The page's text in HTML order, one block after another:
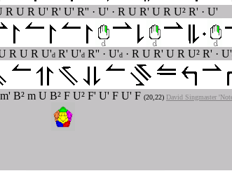
R U R U' R' U' R'' · U' · R U R' U R U² R' · U'
R U R U'd R' U'd R'' · U'd · R U R' U R U² R' · U'
B² m U B² F U² F' U' F U' F (20,22) David Singmaster